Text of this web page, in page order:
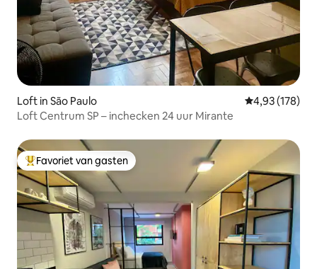
Loft in São Paulo Gemiddelde
4,93 (178)
Loft Centrum SP – inchecken 24 uur Mirante
Topfavoriet van gasten
Favoriet van gasten